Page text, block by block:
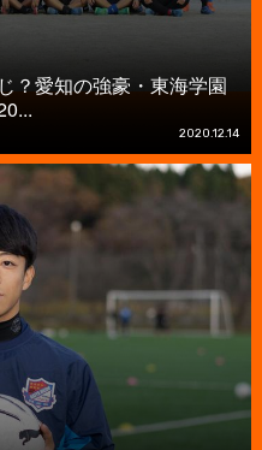
？愛知の強豪・東海学園
2020.12.14